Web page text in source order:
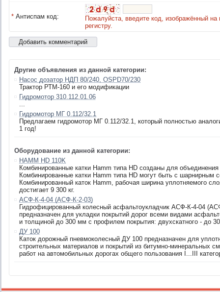
* Антиспам код:
Пожалуйста, введите код, изображённый
регистру.
Другие объявления из данной категории:
Насос дозатор НДП 80/240, OSPD70/230
Трактор РТМ-160 и его модификации
Гидромотор 310.112.01.06
...
Гидромотор МГ 0.112/32.1
Предлагаем гидромотор МГ 0.112/32.1, который полностью
1 год!
Оборудование из данной категории:
HAMM HD 110K
Комбинированные катки Hamm типа HD созданы для
Комбинированные катки Hamm типа HD могут быть с шарнирным
Комбинированный каток Hamm, рабочая ширина уплотняемого
достигает 9 300 кг.
АСФ-К-4-04 (АСФ-К-2-03)
Гидрофицированный колесный асфальтоукладчик АСФ-К-4-04
предназначен для укладки покрытий дорог всеми видами
и толщиной до 300 мм с профилем покрытия: двухскатного - до
ДУ 100
Каток дорожный пневмоколесный ДУ 100 предназначен для
строительных материалов и покрытий из битумно-минеральных
работ на автомобильных дорогах общего пользования I...III